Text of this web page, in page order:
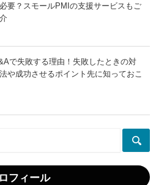
要？スモールPMIの支援サービスもご
で失敗する理由！失敗したときの対
や成功させるポイント先に知っておこ
フィール